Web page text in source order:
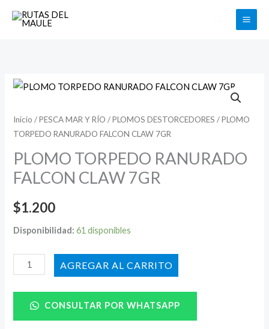
Buscar
Inicio /PESCA MAR Y RÍO /PLOMOS DESTORCEDORES / PLOMO
TORPEDO RANURADO FALCON CLAW 7GR
PLOMO TORPEDO RANURADO
FALCON CLAW 7GR
$1.200
Disponibilidad: 61 disponibles
PLOMO
RANURADO
FALCON
CLAW
7GR
cantidad
AÑADIR AL CARRITO
CONSULTAR POR WHATSAPP